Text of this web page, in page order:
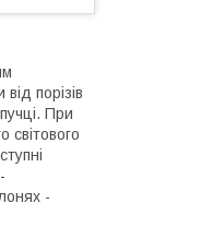
порізів
При
світового
-